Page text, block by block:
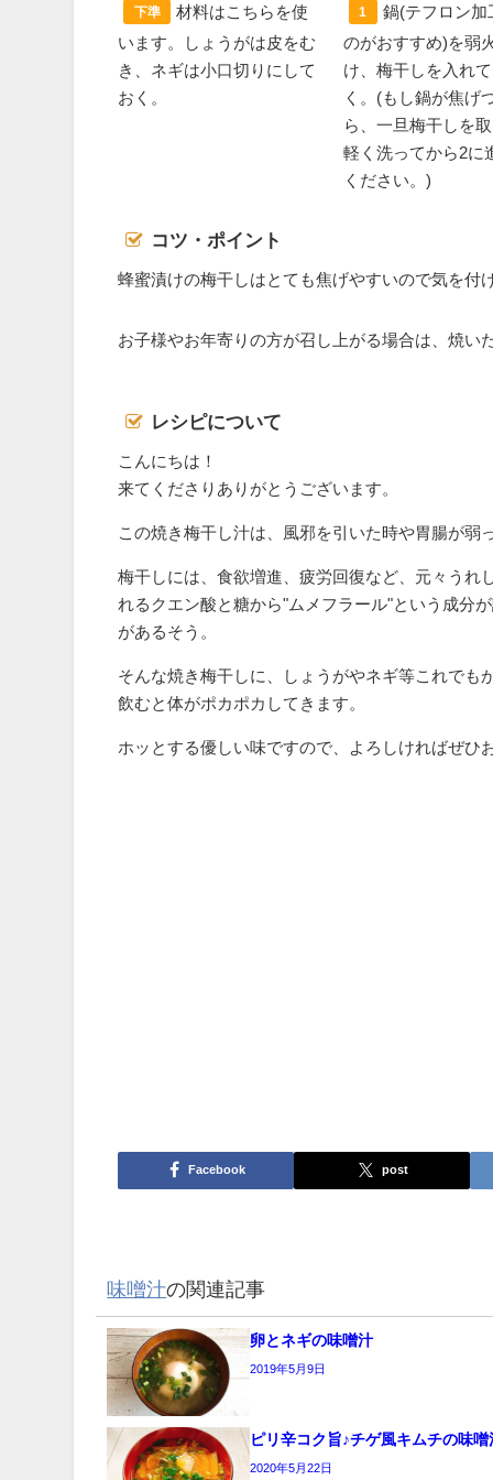
下準
材料はこちらを使
います。しょうがは皮をむ
き、ネギは小口切りにして
おく。
1
鍋(テフロン加
のがおすすめ)を弱
け、梅干しを入れ
く。(もし鍋が焦げ
ら、一旦梅干しを
軽く洗ってから2に
ください。)
コツ・ポイント
蜂蜜漬けの梅干しはとても焦げやすいので気を付
お子様やお年寄りの方が召し上がる場合は、焼い
レシピについて
こんにちは！
来てくださりありがとうございます。
この焼き梅干し汁は、風邪を引いた時や胃腸が
梅干しには、食欲増進、疲労回復など、元々うれ
れるクエン酸と糖から"ムメフラール"という成分
があるそう。
そんな焼き梅干しに、しょうがやネギ等これでも
飲むと体がポカポカしてきます。
ホッとする優しい味ですので、よろしければぜひ
Facebook post
味噌汁の関連記事
卵とネギの味噌汁
2019年5月9日
ピリ辛コク旨♪チゲ風キムチの味噌
2020年5月22日